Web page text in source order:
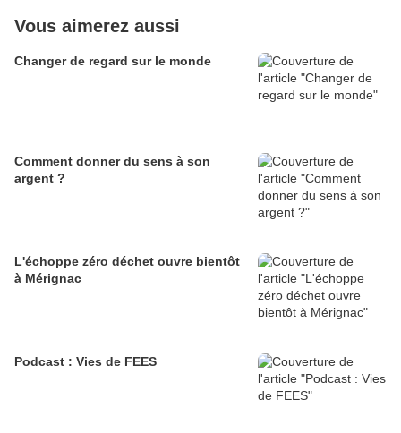
Vous aimerez aussi
Changer de regard sur le monde
Comment donner du sens à son
argent ?
L'échoppe zéro déchet ouvre bientôt
à Mérignac
Podcast : Vies de FEES